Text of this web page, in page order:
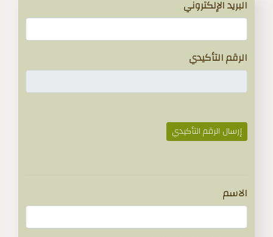
البريد الإلكتروني
الرقم التأكيدي
إرسال الرقم التأكيدي
الاسم